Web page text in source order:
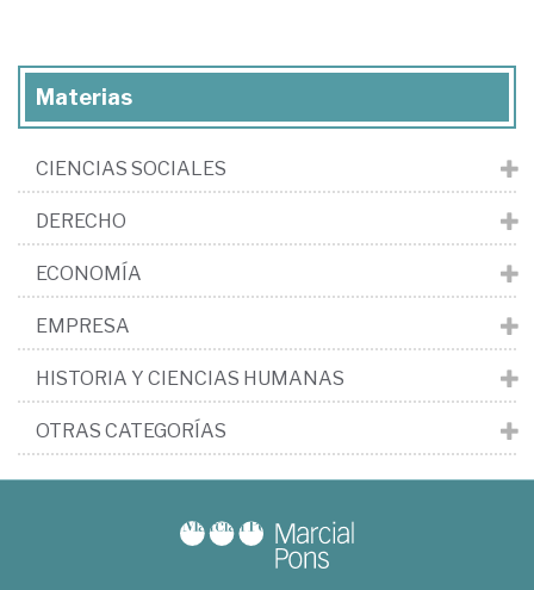
Materias
CIENCIAS SOCIALES
DERECHO
ECONOMÍA
EMPRESA
HISTORIA Y CIENCIAS HUMANAS
OTRAS CATEGORÍAS